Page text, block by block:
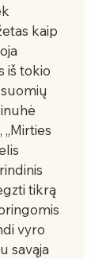
kaip
iš tokio
„Mirties
tikrą
vyro
savąja